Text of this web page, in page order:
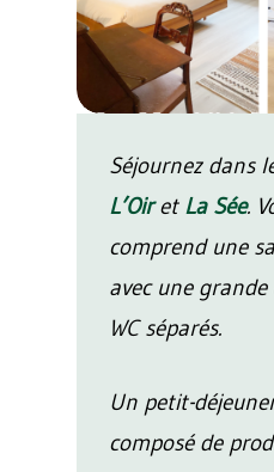
Séjournez dans
L’OiretLa Sée.
comprend une
avec une
WC séparés.
Un petit-
composé de